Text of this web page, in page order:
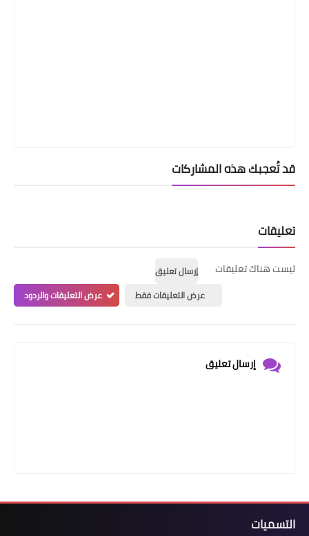
قد تُعجبك هذه المشاركات
تعليقات
ليست هناك تعليقات
إرسال تعليق
عرض التعليقات فقط
عرض التعليقات والردود
إرسال تعليق
التسميات